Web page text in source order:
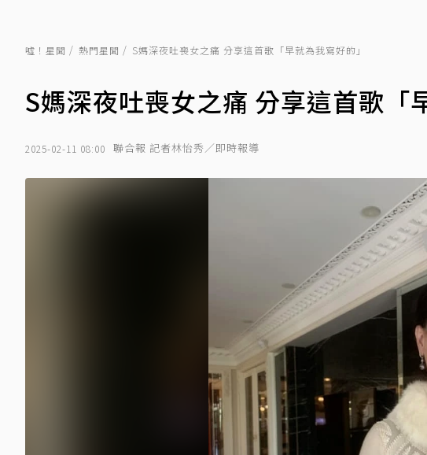
噓！星聞 熱門星聞 S媽深夜吐喪女之痛 分享這首歌「早就為我寫好的」
S媽深夜吐喪女之痛 分享這首歌「
2025-02-11 08:00 聯合報 記者林怡秀／即時報導